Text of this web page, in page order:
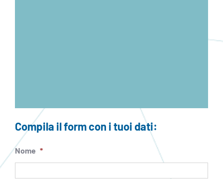
Compila il form con i tuoi dati:
Nome *